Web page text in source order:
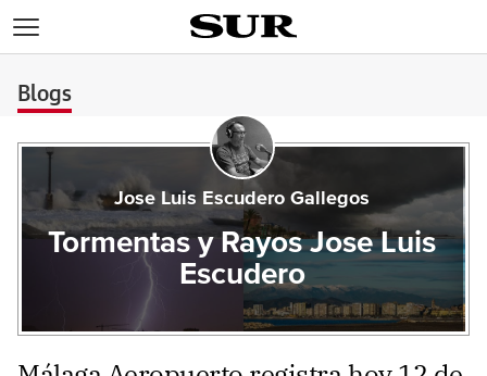
Blogs
Jose Luis Escudero Gallegos
Tormentas y Rayos Jose Luis
Escudero